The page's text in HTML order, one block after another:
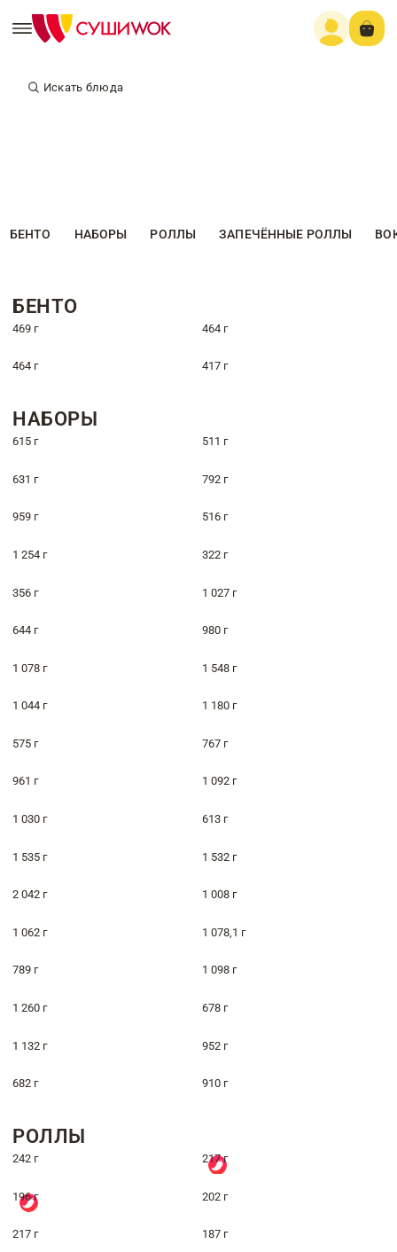
Искать блюда
БЕНТО НАБОРЫ РОЛЛЫ ЗАПЕЧЁННЫЕ РОЛЛЫ
БЕНТО
469 г 464 г
464 г 417 г
НАБОРЫ
615 г 511 г
631 г 792 г
959 г 516 г
1 254 г 322 г
356 г 1 027 г
644 г 980 г
1 078 г 1 548 г
1 044 г 1 180 г
575 г 767 г
961 г 1 092 г
1 030 г 613 г
1 535 г 1 532 г
2 042 г 1 008 г
1 062 г 1 078,1 г
789 г 1 098 г
1 260 г 678 г
1 132 г 952 г
682 г 910 г
РОЛЛЫ
242 г 217 г
196 г 202 г
217 г 187 г